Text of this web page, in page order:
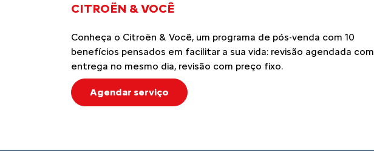
CITROËN & VOCÊ
Conheça o Citroën & Você, um programa de pós-venda com 10
benefícios pensados em facilitar a sua vida: revisão agendada com
entrega no mesmo dia, revisão com preço fixo.
Agendar serviço